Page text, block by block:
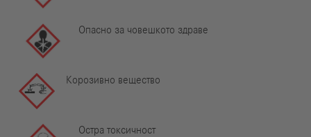
Опасно за човешкото здраве
Корозивно вещество
Остра токсичност